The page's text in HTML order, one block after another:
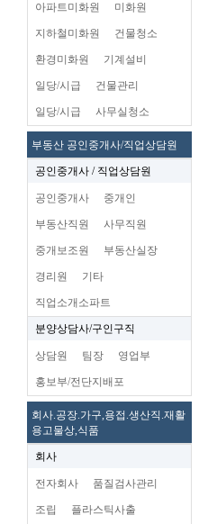
아파트미화원 미화원
지하철미화원 건물청소
환경미화원 기계설비
일당/시급 건물관리
일당/시급 사무실청소
부동산 공인중개사/직업상담원
공인중개사 / 직업상담원
공인중개사 중개인
부동산직원 사무직원
중개보조원 부동산실장
경리원 기타
직업소개소파트
분양상담사/구인구직
상담원 팀장 영업부
홍보부/전단지배포
회사.공장.가구,용접.생산직.재활
용고물상,식품
회사
전자회사 품질검사관리
조립 플라스틱사출